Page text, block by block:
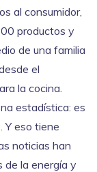
al consumidor,
productos y
de una familia
el
la cocina.
estadística: es
Y eso tiene
noticias han
de la energía y